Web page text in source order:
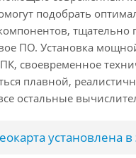
подобрать
тщательно
ПО. Установка
своевременное
плавной,
остальные
установлена